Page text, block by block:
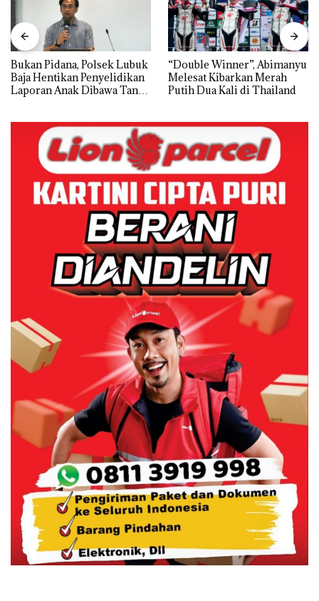
Bukan Pidana, Polsek Lubuk
Baja Hentikan Penyelidikan
Laporan Anak Dibawa Tanpa
“Double Winner”, Abimanyu
Melesat Kibarkan Merah
Putih Dua Kali di Thailand